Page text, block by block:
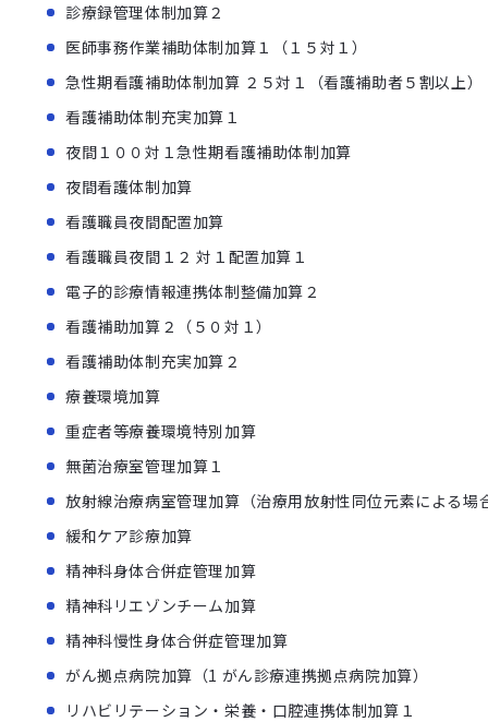
診療録管理体制加算２
医師事務作業補助体制加算１（１５対１）
急性期看護補助体制加算 ２５対１（看護補助者５割以上）
看護補助体制充実加算１
夜間１００対１急性期看護補助体制加算
夜間看護体制加算
看護職員夜間配置加算
看護職員夜間１２ 対１配置加算１
電子的診療情報連携体制整備加算２
看護補助加算２（５０対１）
看護補助体制充実加算２
療養環境加算
重症者等療養環境特別加算
無菌治療室管理加算１
放射線治療病室管理加算（治療用放射性同位元素による場
緩和ケア診療加算
精神科身体合併症管理加算
精神科リエゾンチーム加算
精神科慢性身体合併症管理加算
がん拠点病院加算（1 がん診療連携拠点病院加算）
リハビリテーション・栄養・口腔連携体制加算１